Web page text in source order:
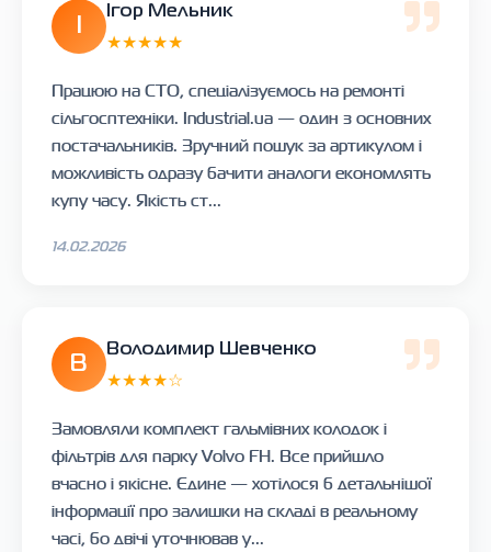
Ігор Мельник
★★★★★
Працюю на СТО, спеціалізуємось на ремонті
сільгосптехніки. Industrial.ua — один з основних
постачальників. Зручний пошук за артикулом і
можливість одразу бачити аналоги економлять
купу часу. Якість ст...
14.02.2026
В
Володимир Шевченко
★★★★☆
Замовляли комплект гальмівних колодок і
фільтрів для парку Volvo FH. Все прийшло
вчасно і якісне. Єдине — хотілося б детальнішої
інформації про залишки на складі в реальному
часі, бо двічі уточнював у...